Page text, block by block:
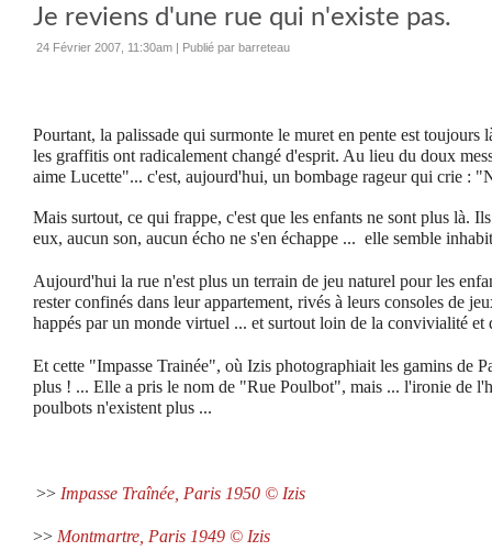
Je reviens d'une rue qui n'existe pas.
24 Février 2007, 11:30am | Publié par barreteau
Pourtant, la palissade qui surmonte le muret en pente est toujours
les graffitis ont radicalement changé d'esprit. Au lieu du doux
aime Lucette"... c'est, aujourd'hui, un bombage rageur qui crie :
Mais surtout, ce qui frappe, c'est que les enfants ne sont plus là.
eux, aucun son, aucun écho ne s'en échappe ... elle semble
Aujourd'hui la rue n'est plus un terrain de jeu naturel pour les
rester confinés dans leur appartement, rivés à leurs consoles de
happés par un monde virtuel ... et surtout loin de la convivialité et
Et cette "Impasse Trainée", où Izis photographiait les gamins de
plus ! ... Elle a pris le nom de "Rue Poulbot", mais ... l'ironie de
poulbots n'existent plus ...
>> Impasse Traînée, Paris 1950 © Izis
>> Montmartre, Paris 1949 © Izis